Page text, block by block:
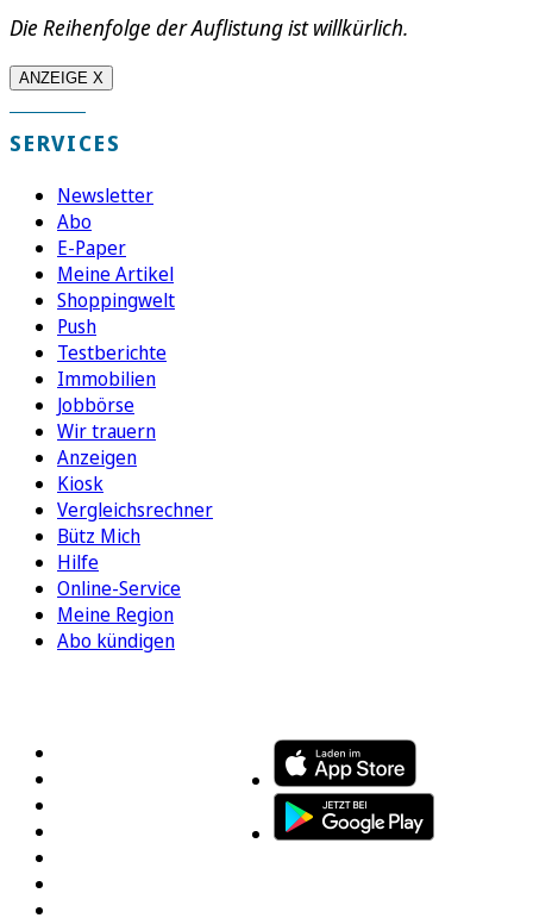
Die Reihenfolge der Auflistung ist willkürlich.
ANZEIGE X
SERVICES
Newsletter
Abo
E-Paper
Meine Artikel
Shoppingwelt
Push
Testberichte
Immobilien
Jobbörse
Wir trauern
Anzeigen
Kiosk
Vergleichsrechner
Bütz Mich
Hilfe
Online-Service
Meine Region
Abo kündigen